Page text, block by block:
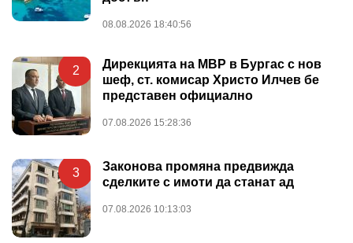
08.08.2026 18:40:56
2
Дирекцията на МВР в Бургас с нов
шеф, ст. комисар Христо Илчев бе
представен официално
07.08.2026 15:28:36
3
Законова промяна предвижда
сделките с имоти да станат ад
07.08.2026 10:13:03